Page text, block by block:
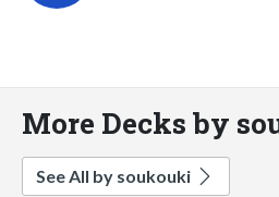
More Decks by
See All by soukouki